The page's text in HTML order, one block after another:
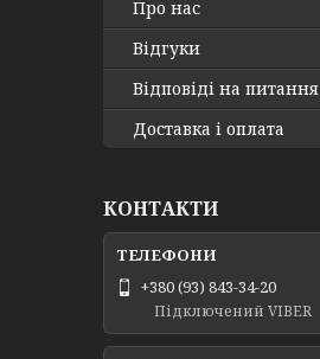
Про нас
Відгуки
Відповіді на питання
Доставка і оплата
КОНТАКТИ
+380 (93) 843-34-20
Підключений VIBER